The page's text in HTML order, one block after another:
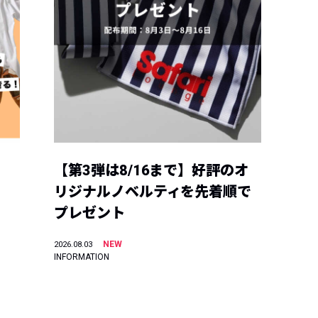
【第3弾は8/16まで】好評のオ
リジナルノベルティを先着順で
プレゼント
2026.08.03
NEW
INFORMATION